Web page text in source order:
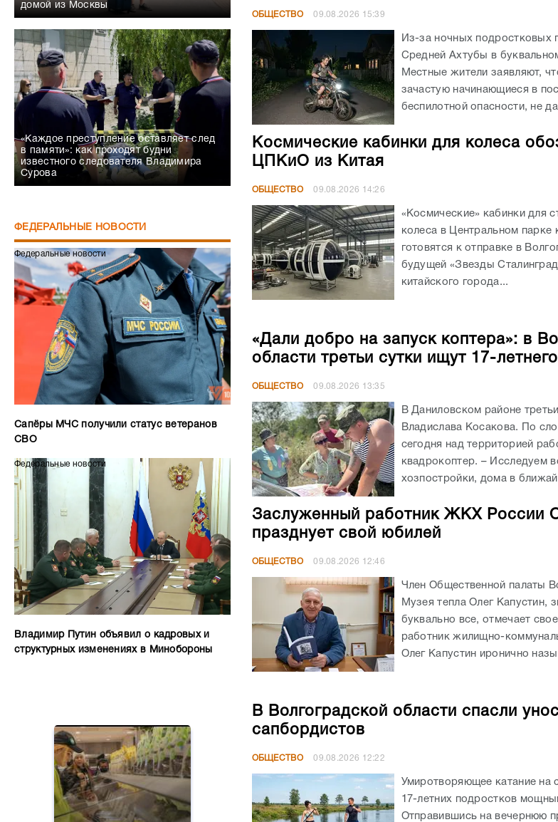
домой из Москвы
«Каждое преступление оставляет след
в памяти»: как проходят будни
известного следователя Владимира
Сурова
ФЕДЕРАЛЬНЫЕ НОВОСТИ
Федеральные новости
Сапёры МЧС получили статус ветеранов
СВО
Федеральные новости
Владимир Путин объявил о кадровых и
структурных изменениях в Минобороны
ОБЩЕСТВО 09.08.2026 15:39
Из-за ночных подростковых
Средней Ахтубы в
Местные жители заявляют,
зачастую начинающиеся в
беспилотной опасности, не
Космические кабинки для колеса
ЦПКиО из Китая
ОБЩЕСТВО 09.08.2026 14:26
«Космические» кабинки для
колеса в Центральном парке
готовятся к отправке в
будущей «Звезды
китайского города...
«Дали добро на запуск коптера»: в
области третьи сутки ищут 17-
ОБЩЕСТВО 09.08.2026 13:35
В Даниловском районе
Владислава Косакова. По
сегодня над территорией
квадрокоптер. – Исследуем
хозпостройки, дома в
Заслуженный работник ЖКХ России
празднует свой юбилей
ОБЩЕСТВО 09.08.2026 12:46
Член Общественной палаты
Музея тепла Олег
буквально все, отмечает
работник жилищно-
Олег Капустин иронично
В Волгоградской области спасли
сапбордистов
ОБЩЕСТВО 09.08.2026 12:22
Умиротворяющее катание на
17-летних подростков
Отправившись на вечернюю